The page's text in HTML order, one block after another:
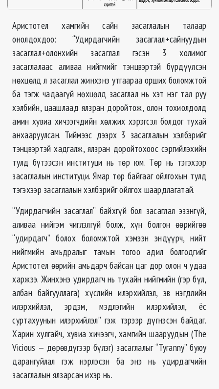
Аристотел хамгийн сайн засаглалын талаар
онолдохдоо: “Удирдагчийн засаглал+сайнуудын
засаглал+олонхийн засаглал гэсэн 3 холимог
засаглалаас аливаа нийгмийг тэнцвэртэй бүрдүүлсэн
нөхцөлд л засаглал жинхэнэ утгаараа орших боломжтой
ба тэгж чадаагүй нөхцөлд засаглал нь хэт нэг тал руу
хэлбийн, цаашлаад ялзран доройтож, олон тохиолдолд
амин хувиа хичээгчдийн хөлжих хэрэгсэл болдог тухай
анхааруулсан. Тиймээс дээрх 3 засаглалын хэлбэрийг
тэнцвэртэй хадгалж, ялзран доройтохоос сэргийлэхийн
тулд бүтээсэн институци нь төр юм. Төр нь тэгэхээр
засаглалын институци. Ямар төр байгааг ойлгохын тулд
тэгэхээр засаглалын хэлбэрийг ойлгох шаардлагатай.
“Удирдагчийн засаглал” байхгүй бол засаглал эзэнгүй,
аливаа нийгэм чиглэлгүй болж, хүн болгон өөрийгөө
“удирдагч” болох боломжтой хэмээн эндүүрч, нийт
нийгмийн амьдралыг тамын тогоо адил болгодгийг
Аристотел өөрийн амьдарч байсан цаг дор олон ч удаа
харжээ. Жинхэнэ удирдагч нь тухайн нийгмийн (гэр бүл,
албан байгууллага) хүслийн илэрхийлэл, эв нэгдлийн
илэрхийлэл, эрдэм, мэдлэгийн илэрхийлэл, ёс
суртахуунын илэрхийлэл” гэж тэрээр дүгнэсэн байдаг.
Харин хулгайч, хувиа хичээгч, хамгийн шааруудын (The
Vicious — дөрөвдүгээр бүлэг) засаглалыг “Tyranny” буюу
дарангуйлал гэж нэрлэсэн ба энэ нь удирдагчийн
засаглалын ялзарсан ихэр нь.